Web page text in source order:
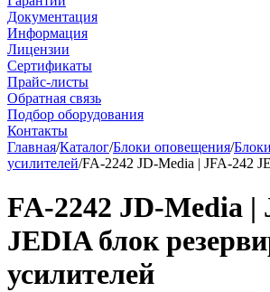
Документация
Информация
Лицензии
Сертификаты
Прайс-листы
Обратная связь
Подбор оборудования
Контакты
Главная/Каталог/Блоки оповещения/
усилителей/FA-2242 JD-Media | JFA-242
FA-2242 JD-Media |
JEDIA блок
усилителей